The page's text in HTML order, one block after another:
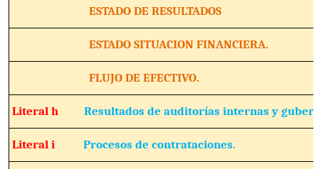
ESTADO DE RESULTADOS
ESTADO SITUACION FINANCIERA.
FLUJO DE EFECTIVO.
Literal hResultados de auditorías internas y
Literal iProcesos de contrataciones.